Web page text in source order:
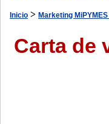
Inicio > Marketing MiPYMES
Carta de